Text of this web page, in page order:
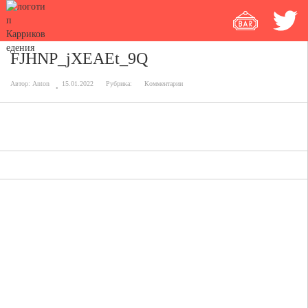
FJHNP_jXEAEt_9Q
Автор: Anton 15.01.2022 Рубрика: Комментарии